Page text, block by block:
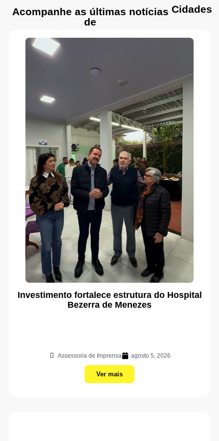
Acompanhe as últimas notícias
de
Cidades
Investimento fortalece estrutura do Hospital
Bezerra de Menezes
Assessoria de Imprensa agosto 5, 2026
Ver mais